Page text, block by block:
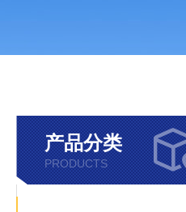
产品分类
PRODUCTS